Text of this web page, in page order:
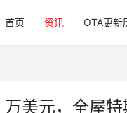
首页 资讯 OTA更新
万美元，全屋